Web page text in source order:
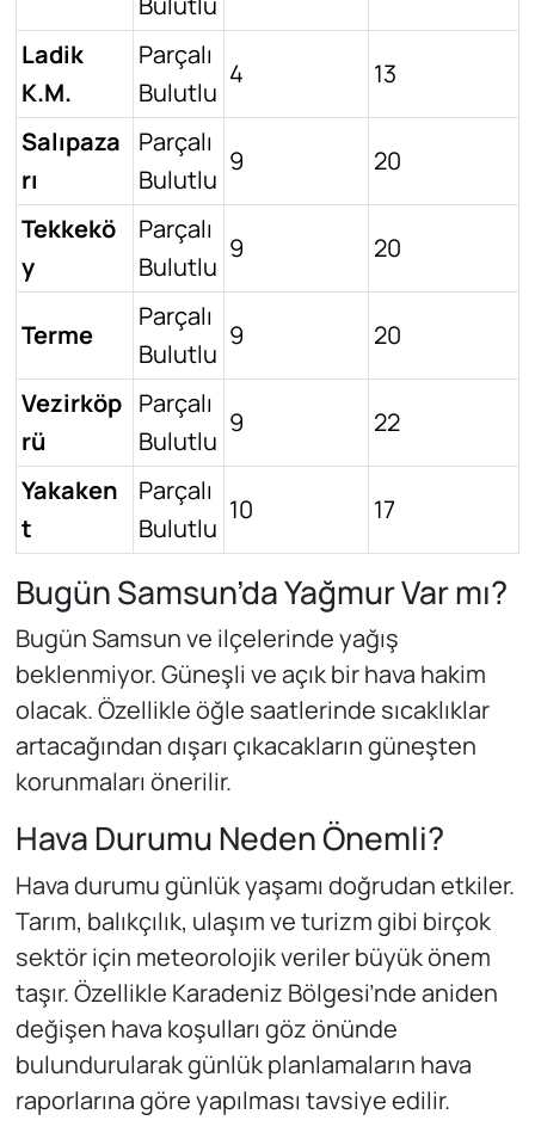
Ladik
K.M.
Parçalı
Bulutlu
4 13
Salıpaza
rı
Parçalı
Bulutlu
9 20
Tekkekö
y
Parçalı
Bulutlu
9 20
Terme
Parçalı
Bulutlu
9 20
Vezirköp
rü
Parçalı
Bulutlu
9 22
Yakaken
t
Parçalı
Bulutlu
10 17
Bugün Samsun’da Yağmur Var mı?
Bugün Samsun ve ilçelerinde yağış
beklenmiyor. Güneşli ve açık bir hava hakim
olacak. Özellikle öğle saatlerinde sıcaklıklar
artacağından dışarı çıkacakların güneşten
korunmaları önerilir.
Hava Durumu Neden Önemli?
Hava durumu günlük yaşamı doğrudan etkiler.
Tarım, balıkçılık, ulaşım ve turizm gibi birçok
sektör için meteorolojik veriler büyük önem
taşır. Özellikle Karadeniz Bölgesi’nde aniden
değişen hava koşulları göz önünde
bulundurularak günlük planlamaların hava
raporlarına göre yapılması tavsiye edilir.